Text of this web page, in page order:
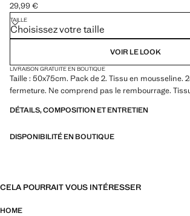
Prix actuel [29,99 € ]
29,99 €
TAILLE
Choisissez votre taille
VOIR LE LOOK
LIVRAISON GRATUITE EN BOUTIQUE
Taille : 50x75cm. Pack de 2. Tissu en mousseline.
fermeture. Ne comprend pas le rembourrage.
DÉTAILS, COMPOSITION ET ENTRETIEN
DISPONIBILITÉ EN BOUTIQUE
CELA POURRAIT VOUS INTÉRESSER
HOME